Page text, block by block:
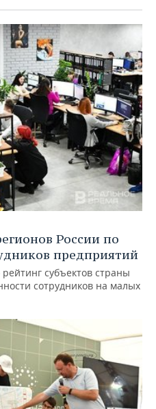
России по
предприятий
субъектов страны
сотрудников на малых